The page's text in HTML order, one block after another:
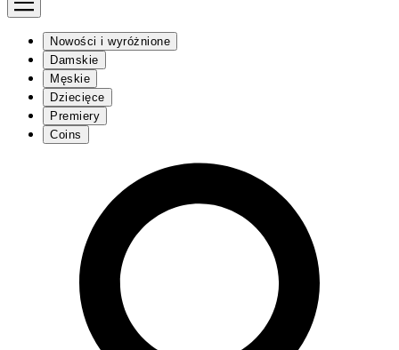
Nowości i wyróżnione
Damskie
Męskie
Dziecięce
Premiery
Coins